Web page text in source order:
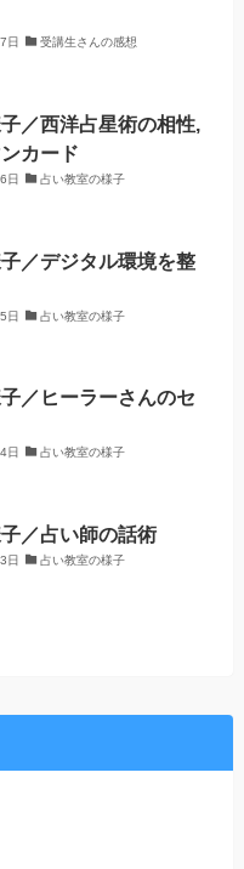
日 受講生さんの感想
／西洋占星術の相性,
カード
日 占い教室の様子
／デジタル環境を整
日 占い教室の様子
／ヒーラーさんのセ
日 占い教室の様子
／占い師の話術
日 占い教室の様子